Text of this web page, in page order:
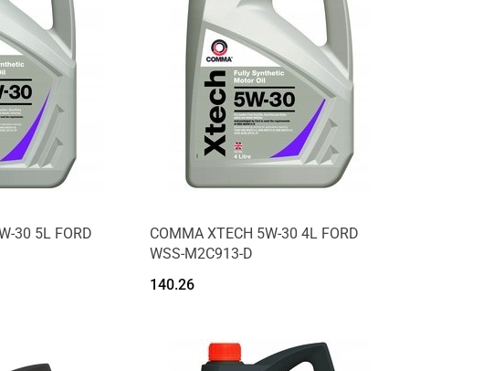
30 5L FORD
Produkt niedostępny
COMMA XTECH 5W-30 4L FORD
WSS-M2C913-D
140.26